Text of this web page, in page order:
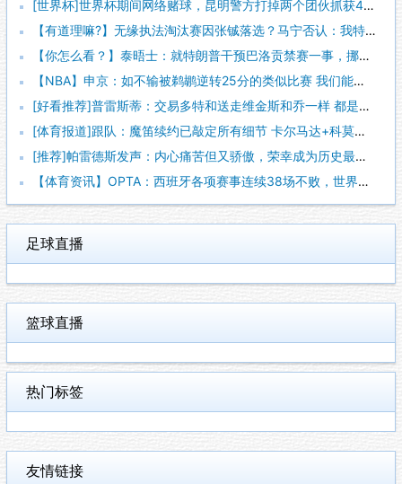
[世界杯]世界杯期间网络赌球，昆明警方打掉两个团伙抓获42人
【有道理嘛?】无缘执法淘汰赛因张铖落选？马宁否认：我特别清楚
【你怎么看？】泰晤士：就特朗普干预巴洛贡禁赛一事，挪威足协准
【NBA】申京：如不输被鹈鹕逆转25分的类似比赛 我们能拿下
[好看推荐]普雷斯蒂：交易多特和送走维金斯和乔一样 都是出于
[体育报道]跟队：魔笛续约已敲定所有细节 卡尔马达+科莫托也
[推荐]帕雷德斯发声：内心痛苦但又骄傲，荣幸成为历史最佳阿根
【体育资讯】OPTA：西班牙各项赛事连续38场不败，世界杯夺
足球直播
篮球直播
热门标签
友情链接